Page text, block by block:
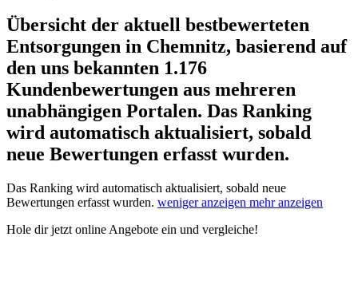
Übersicht der aktuell bestbewerteten
Entsorgungen in Chemnitz, basierend auf
den uns bekannten 1.176
Kundenbewertungen aus mehreren
unabhängigen Portalen. Das Ranking
wird automatisch aktualisiert, sobald
neue Bewertungen erfasst wurden.
Das Ranking wird automatisch aktualisiert, sobald neue
Bewertungen erfasst wurden. weniger anzeigen mehr anzeigen
Hole dirjetzt online Angebote ein und vergleiche!